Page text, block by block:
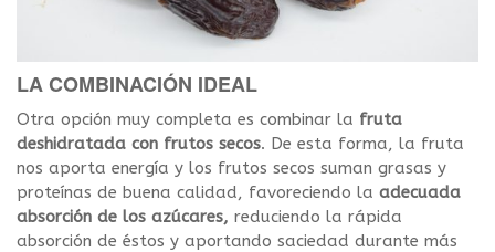
LA COMBINACIÓN IDEAL
Otra opción muy completa es combinar la fruta
deshidratada con frutos secos. De esta forma, la fruta
nos aporta energía y los frutos secos suman grasas y
proteínas de buena calidad, favoreciendo la adecuada
absorción de los azúcares, reduciendo la rápida
absorción de éstos y aportando saciedad durante más